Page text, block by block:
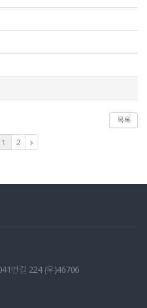
목록
1 2
번길 224 (우)46706